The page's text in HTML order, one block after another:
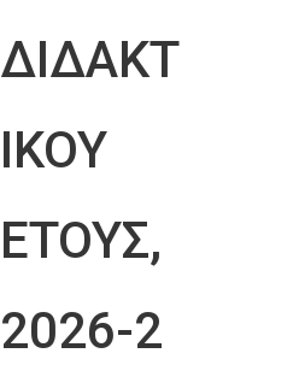
ΔΙΔΑΚΤ
ΙΚΟΥ
ΕΤΟΥΣ,
2026-2